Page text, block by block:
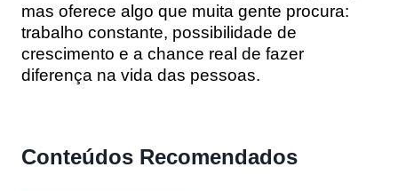
mas oferece algo que muita gente procura:
trabalho constante, possibilidade de
crescimento e a chance real de fazer
diferença na vida das pessoas.
Conteúdos Recomendados